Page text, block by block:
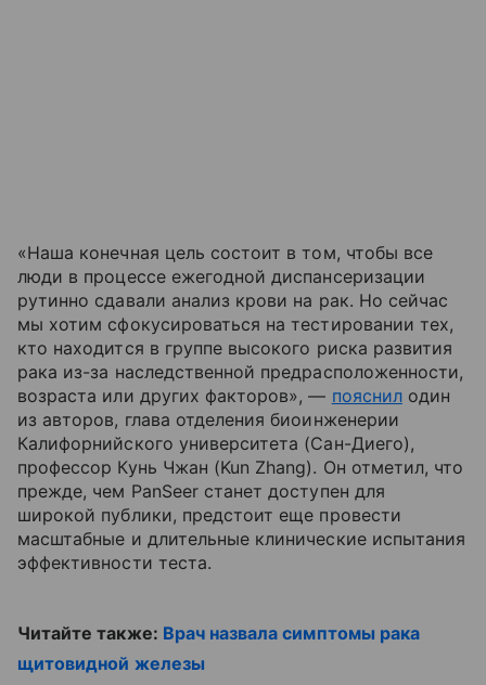
«Наша конечная цель состоит в том, чтобы все
люди в процессе ежегодной диспансеризации
рутинно сдавали анализ крови на рак. Но сейчас
мы хотим сфокусироваться на тестировании тех,
кто находится в группе высокого риска развития
рака из-за наследственной предрасположенности,
возраста или других факторов», — пояснилодин
из авторов, глава отделения биоинженерии
Калифорнийского университета (Сан-Диего),
профессор Кунь Чжан (Kun Zhang). Он отметил, что
прежде, чем PanSeer станет доступен для
широкой публики, предстоит еще провести
масштабные и длительные клинические испытания
эффективности теста.
Читайте также: Врач назвала симптомы рака
щитовидной железы